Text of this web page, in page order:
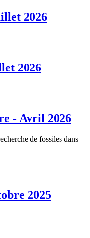
2026
2026
- Avril 2026
de fossiles dans
2025